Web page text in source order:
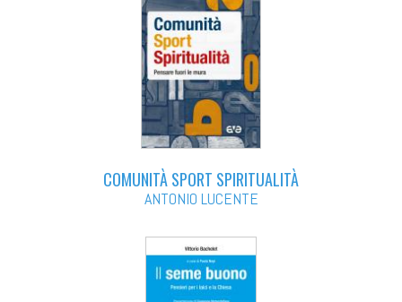
COMUNITÀ SPORT SPIRITUALITÀ
ANTONIO LUCENTE